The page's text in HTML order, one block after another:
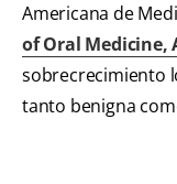
Americana de
of Oral Medicine,
sobrecrecimiento
tanto benigna